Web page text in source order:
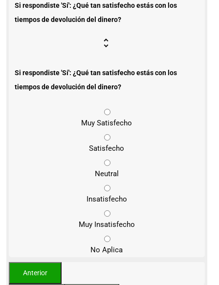
Si respondiste 'Sí': ¿Qué tan satisfecho estás con los
tiempos de devolución del dinero?
Si respondiste 'Sí': ¿Qué tan satisfecho estás con los
tiempos de devolución del dinero?
Muy Satisfecho
Satisfecho
Neutral
Insatisfecho
Muy Insatisfecho
No Aplica